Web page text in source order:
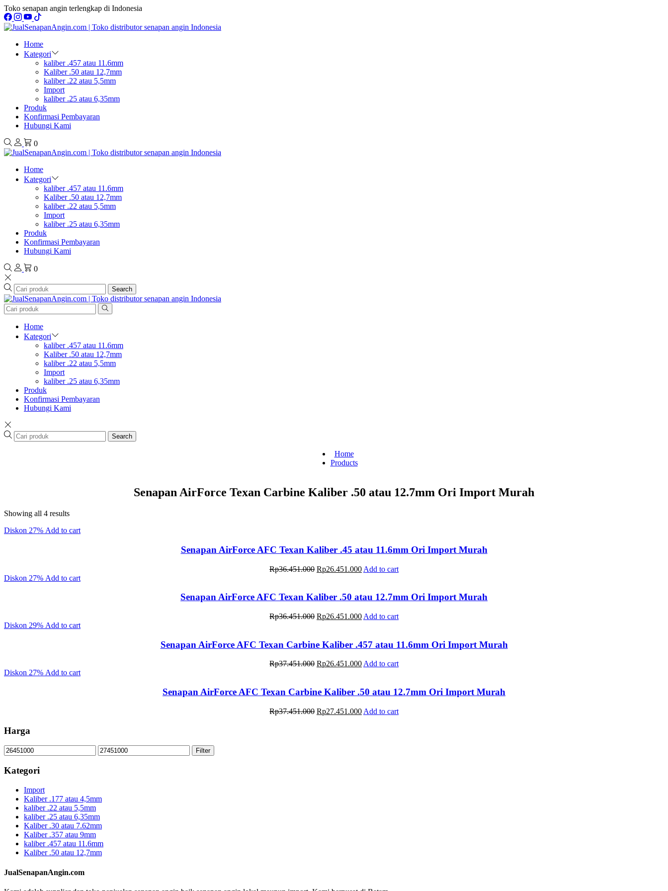
Toko senapan angin terlengkap di Indonesia
Home
Kategori
kaliber .457 atau 11.6mm
Kaliber .50 atau 12,7mm
kaliber .22 atau 5,5mm
Import
kaliber .25 atau 6,35mm
Produk
Konfirmasi Pembayaran
Hubungi Kami
0
Home
Kategori
kaliber .457 atau 11.6mm
Kaliber .50 atau 12,7mm
kaliber .22 atau 5,5mm
Import
kaliber .25 atau 6,35mm
Produk
Konfirmasi Pembayaran
Hubungi Kami
0
Search
Home
Kategori
kaliber .457 atau 11.6mm
Kaliber .50 atau 12,7mm
kaliber .22 atau 5,5mm
Import
kaliber .25 atau 6,35mm
Produk
Konfirmasi Pembayaran
Hubungi Kami
Search
Home
Products
Senapan AirForce Texan Carbine Kaliber .50 atau 12.7mm Ori Import Murah
Showing all 4 resultsSorted
latest
Diskon 27% Add to cart
Senapan AirForce AFC Texan Kaliber .45 atau 11.6mm Ori Import Murah
Rp36.451.000 Original
Rp36.451.000.
Rp26.451.000Current
Rp26.451.000.
Add to cart
Diskon 27% Add to cart
Senapan AirForce AFC Texan Kaliber .50 atau 12.7mm Ori Import Murah
Rp36.451.000 Original
Rp36.451.000.
Rp26.451.000Current
Rp26.451.000.
Add to cart
Diskon 29% Add to cart
Senapan AirForce AFC Texan Carbine Kaliber .457 atau 11.6mm Ori Import Murah
Rp37.451.000 Original
Rp37.451.000.
Rp26.451.000Current
Rp26.451.000.
Add to cart
Diskon 27% Add to cart
Senapan AirForce AFC Texan Carbine Kaliber .50 atau 12.7mm Ori Import Murah
Rp37.451.000 Original
Rp27.451.000Current
Add to cart
Harga
Min
price
Max
price
Filter
Kategori
Import
Kaliber .177 atau 4,5mm
kaliber .22 atau 5,5mm
kaliber .25 atau 6,35mm
Kaliber .30 atau 7.62mm
Kaliber .357 atau 9mm
kaliber .457 atau 11.6mm
Kaliber .50 atau 12,7mm
JualSenapanAngin.com